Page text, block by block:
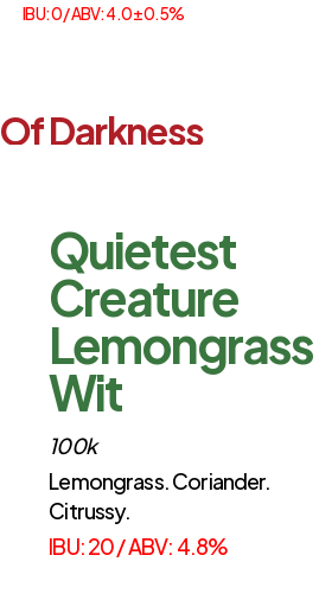
IBU: 0 / ABV: 4.0 ± 0.5%
OfDarkness
Quietest
Creature
Lemongrass
Wit
100k
Lemongrass. Coriander.
Citrussy.
IBU: 20 / ABV: 4.8%